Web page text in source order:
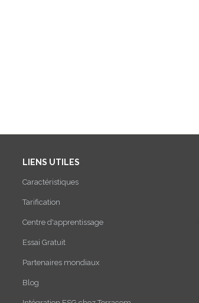
LIENS UTILES
Caractéristiques
Tarification
Centre d'apprentissage
Essai Gratuit
Partenaires mondiaux
Blog